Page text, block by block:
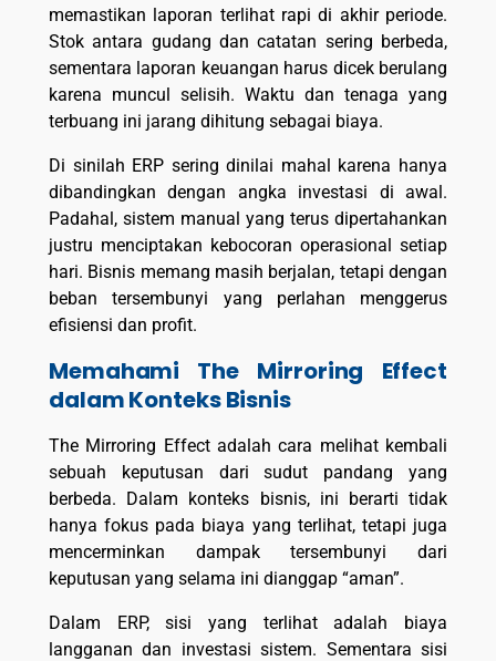
memastikan laporan terlihat rapi di akhir periode.
Stok antara gudang dan catatan sering berbeda,
sementara laporan keuangan harus dicek berulang
karena muncul selisih. Waktu dan tenaga yang
terbuang ini jarang dihitung sebagai biaya.
Di sinilah ERP sering dinilai mahal karena hanya
dibandingkan dengan angka investasi di awal.
Padahal, sistem manual yang terus dipertahankan
justru menciptakan kebocoran operasional setiap
hari. Bisnis memang masih berjalan, tetapi dengan
beban tersembunyi yang perlahan menggerus
efisiensi dan profit.
Memahami The Mirroring Effect
dalam Konteks Bisnis
The Mirroring Effect adalah cara melihat kembali
sebuah keputusan dari sudut pandang yang
berbeda. Dalam konteks bisnis, ini berarti tidak
hanya fokus pada biaya yang terlihat, tetapi juga
mencerminkan dampak tersembunyi dari
keputusan yang selama ini dianggap “aman”.
Dalam ERP, sisi yang terlihat adalah biaya
langganan dan investasi sistem. Sementara sisi